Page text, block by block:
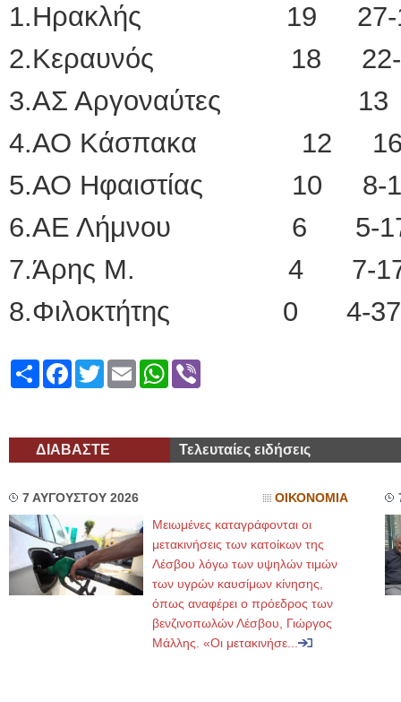
1.Ηρακλής 19 27-
2.Κεραυνός 18 22-
3.ΑΣ Αργοναύτες 13
4.ΑΟ Κάσπακα 12
5.ΑΟ Ηφαιστίας 10 8-
6.ΑΕ Λήμνου 6 5-
7.Άρης Μ. 4 7-
8.Φιλοκτήτης 0 4-37
ShareFacebook
TwitterEmailWhatsApp
ΔΙΑΒΑΣΤΕ Τελευταίες ειδήσεις
7 ΑΥΓΟΥΣΤΟΥ 2026 ΟΙΚΟΝΟΜΙΑ
Μειωμένες καταγράφονται οι
μετακινήσεις των κατοίκων της
Λέσβου λόγω των υψηλών τιμών
των υγρών καυσίμων κίνησης,
όπως αναφέρει ο πρόεδρος των
βενζινοπωλών Λέσβου, Γιώργος
Μάλλης. «Οι μετακινήσε...